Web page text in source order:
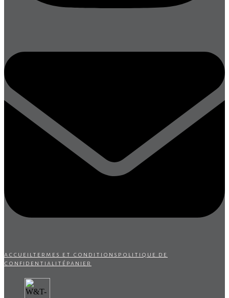
accueil termes et conditions politique de
confidentialité panier